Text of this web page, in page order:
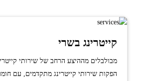
קייטרינג בשרי
מבולבלים מההיצע הרחב של שירותי
הפקות שירותי קייטרינג מתקדמים, עם